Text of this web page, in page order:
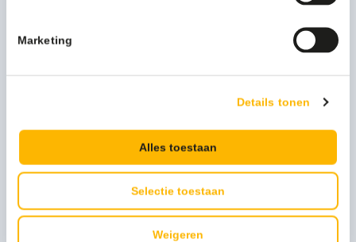
Marketing
Details tonen
Alles toestaan
Selectie toestaan
Weigeren
Bijpassende producten